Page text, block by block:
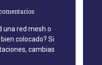
una red mesh o
colocado? Si
cambias